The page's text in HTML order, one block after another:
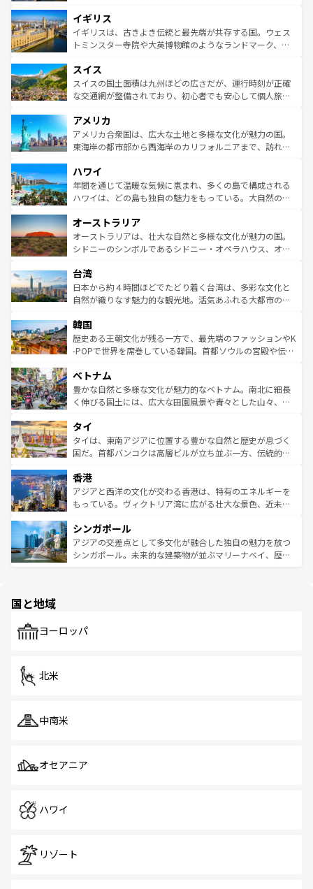
いる。シャンパンの発祥地であるランス、プロヴァンスの
香り高いラベンダー畑など、多彩な楽しみ方が可能だ。さ
らに、パリ以外の地域にも魅力が溢れており、どの街角に
れる地方に足を運ぶとそれぞれで全く異なる文化を体験で
きるだろう。 なお、新着のフランス情報はコンテンツ一覧
を参照してほしい。
顔を持つこの国は、どこを歩いても飽きることがない。ベ
ルリンの文化的活気、バイエルン州のアルプスの絶景、そ
してライン川沿いのワイン畑といった風景は必見。ビール
は、お酒好きな人にはぜひ体験してほしい。 なお、新着の
ドイツ情報はコンテンツ一覧を参照してほしい。
イギリス
イギリスは、古きよき伝統と最先端が共存する国。ウェス
トミンスター寺院や大英博物館のようなランドマーク、歴
リアごとに異なる魅力がある。また、優雅なアフタヌーン
ティー、ビール好きにはたまらない英国パブ、サッカー観
戦など、本場だからこそできる体験も豊富。イギリスを旅
ンツ一覧を参照してほしい。
スイス
スイスの国土面積は九州ほどの広さだが、運行時刻が正確
な交通網が整備されており、初心者でも安心して個人旅行
の建物がそのまま残る町や、スイスならではのユニークな
博物館もあり、アルプス観光だけでなく町歩きも満喫する
ことができる。国民の所得が高いため物価も高いが、旅行
ば市内交通費無料で観光を楽しむこともできる。 なお、新
着のスイス情報はコンテンツ一覧 を参照してほしい。
アメリカ
アメリカ合衆国は、広大な土地と多様な文化が魅力の国。
東海岸の都市部から西海岸のカリフォルニアまで、訪れる
のような巨大都市は、観光、ショッピング、エンターテイ
ンメントが詰まった刺激的なスポットだ。一方、アメリカ
西部には大自然が広がり、グランドキャニオンやイエロー
部のニューオーリンズでは、音楽と美食が融合した独特の
文化が魅力。旅行者はアメリカの各地域で異なる魅力を楽
しみながら、その多様性と豊かな歴史を感じることができ
ならではの贅沢な旅のスタイルだ。 なお、新着のアメリカ
情報はコンテンツ一覧を参照してほしい。
ハワイ
年間を通じて温暖な気候に恵まれ、多くの島で構成される
ハワイは、どの島も独自の魅力をもっている。大自然の神
ワイ島は見逃せない。また、定番の観光地といえばオアフ
島だが、静かな自然を求めるならマウイ島やカウアイ島が
おすすめ。エメラルドグリーンに輝く海をはじめ、豊かな
れるおもてなしの心で訪れる人々を迎えてくれるハワイの
人々、おいしいローカルフードやハワイアンミュージッ
ク、伝統的なフラダンスなど、すべてがハワイの魅力を彩
ワイを、存分に味わってほしい。 なお、新着のハワイ情報
はコンテンツ一覧を参照してほしい。
オーストラリア
オーストラリアは、壮大な自然と多様な文化が魅力の国。
シドニーのシンボルであるシドニー・オペラハウス、オー
リアリーフや大陸中央部にそびえるウルル（エアーズロッ
ク）、タスマニアの美しい原生林やケアンズの熱帯雨林な
ど、見どころがたくさん。また、カフェやワイン、オージ
いる。アクティビティも充実しており、サーフィンやダイ
ビング、ハイキングなど、アウトドア好きにはたまらな
い。オーストラリアの多彩な魅力を存分に味わいつくそ
参照してほしい。
台湾
日本から約４時間ほどでたどり着く台湾は、多彩な文化と
自然が織りなす魅力的な観光地。活気あふれる大都市の台
ン）、静ひつな山岳地帯である台湾東部など、都市の喧騒
と山間の静けさが共存しており、訪れる人に新しい発見と
驚きをもたらしてくれる。また、奥深い台湾の食文化も魅
容にもいいと評判のスイーツなど、バラエティ豊かな料理
が味わえる。 なお、新着の台湾情報は コンテンツ一覧を参
照してほしい。
韓国
歴史ある王朝文化が残る一方で、最先端のファッションやK
-POPで世界を席巻している韓国。首都ソウルの宮殿や伝統
き、地方に足を延ばせば四季折々の自然美を楽しむことが
できる。そして、キムチや焼肉、絶品のストリートフード
まで、さまざまな韓国料理が待っている。夜には、韓国な
リティに包まれながら、韓国の多彩な魅力を心ゆくまで味
わってみてほしい。 なお、新着の韓国情報はコンテンツ一
覧を参照してほしい。
ベトナム
豊かな自然と多様な文化が魅力的なベトナム。南北に細長
く伸びる国土には、広大な田園風景や青々とした山々、世
急速な発展と共に伝統が息づく。ハノイの古い町並みやホ
ーチミン市のフランス統治時代の建物も、独特の雰囲気を
醸し出している。また、バラエティの豊かさとおいしさで
とつ。フォーやバインミー、ベトナムコーヒーなどは、ぜ
ひ現地で味わいたい。どの地域を訪れてもあたたかい人々
が旅行者を迎えてくれるので、きっと忘れられない旅にな
参照してほしい。
タイ
タイは、東南アジアに位置する豊かな自然と歴史が息づく
国だ。首都バンコクは高層ビルが立ち並ぶ一方、伝統的な
の活気が交差している。北部ではチェンマイなどの山岳地
帯で自然と触れ合い、南部ではプーケットやクラビの美し
いビーチでリゾート気分を楽しむことができる。タイ料理
激する。気候は一年中温暖で、どの季節にも異なる楽しみ
が待っている。親しみやすいタイの人々、仏教を中心とし
た文化、そして多様な観光資源が、訪れる旅人を魅了し続
香港
アジアと西洋の文化が交わる香港は、特有のエネルギーを
もっている。ヴィクトリア湾に広がる壮大な景色、近未来
み、どこを訪れても感動するはず。観光スポットが密集し
ており、効率よく見どころを回れるのも魅力。息をのむよ
うな絶景から文化的な体験まで、香港を存分に楽しみ尽く
シンガポール
アジアの交差点として多文化が融合した独自の魅力を放つ
シンガポール。未来的な建築物が並ぶマリーナベイ、歴史
で、ホーカーズは地元の風情を楽しめる外せないスポット
国と地域
ヨーロッパ
北米
中南米
オセアニア
ハワイ
リゾート